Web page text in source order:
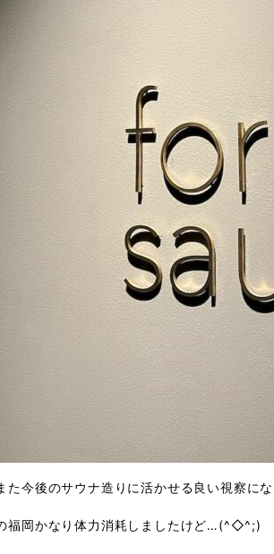
た今後のサウナ造りに活かせる良い視察にな
福岡かなり体力消耗しましたけど…(^◇^;)